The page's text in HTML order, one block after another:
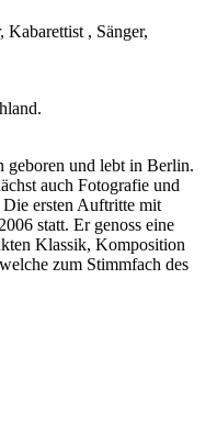
, Sänger,
geboren und lebt in Berlin.
auch Fotografie und
ersten Auftritte mit
statt. Er genoss eine
Klassik, Komposition
zum Stimmfach des